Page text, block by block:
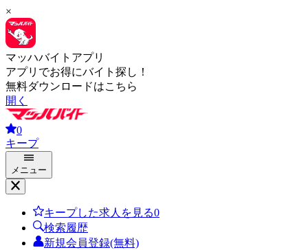
×
マッハバイトアプリ
アプリでお得にバイト探し！
無料ダウンロードはこちら
開く
0
キープ
メニュー
キープした求人を見る0
検索履歴
新規会員登録(無料)